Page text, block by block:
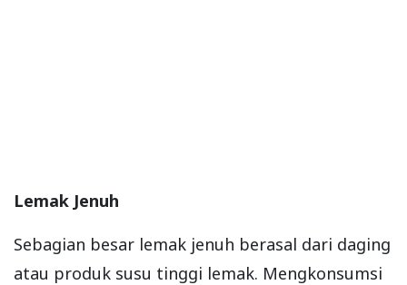
Lemak Jenuh
Sebagian besar lemak jenuh berasal dari daging
atau produk susu tinggi lemak. Mengkonsumsi